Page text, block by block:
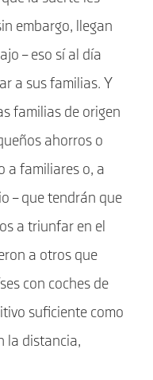
embargo, llegan
– eso sí al día
a sus familias. Y
familias de origen
ahorros o
a familiares o, a
– que tendrán que
a triunfar en el
a otros que
con coches de
suficiente como
la distancia,